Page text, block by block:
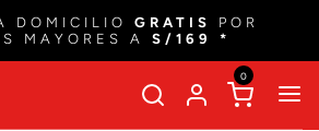
DOMICILIO GRATIS
POR
MAYORES A S/169 *
0